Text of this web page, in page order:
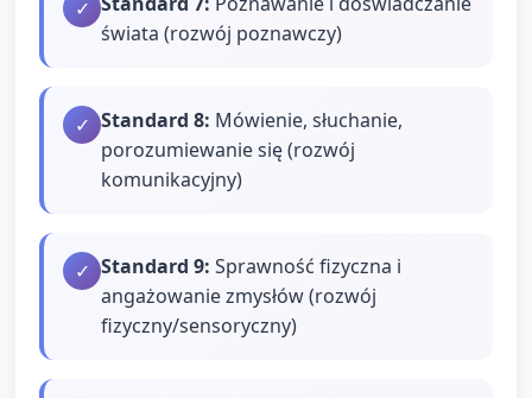
✓
świata (rozwój poznawczy)
✓ Standard 8: Mówienie, słuchanie,
porozumiewanie się (rozwój
komunikacyjny)
✓ Standard 9: Sprawność fizyczna i
angażowanie zmysłów (rozwój
fizyczny/sensoryczny)